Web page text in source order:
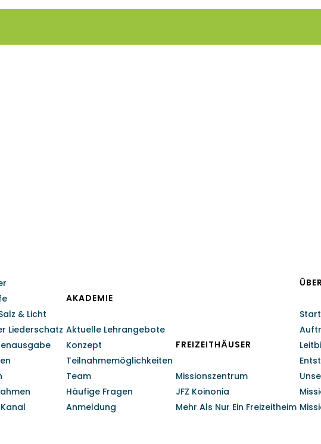
& Licht
Liederschatz
AKADEMIE
Aktuelle Lehrangebote
Konzept
Teilnahmemöglichkeiten
Team
Häufige Fragen
Anmeldung
FREIZEITHÄUSER
Missionszentrum
JFZ Koinonia
Mehr Als Nur Ein Freizeitheim